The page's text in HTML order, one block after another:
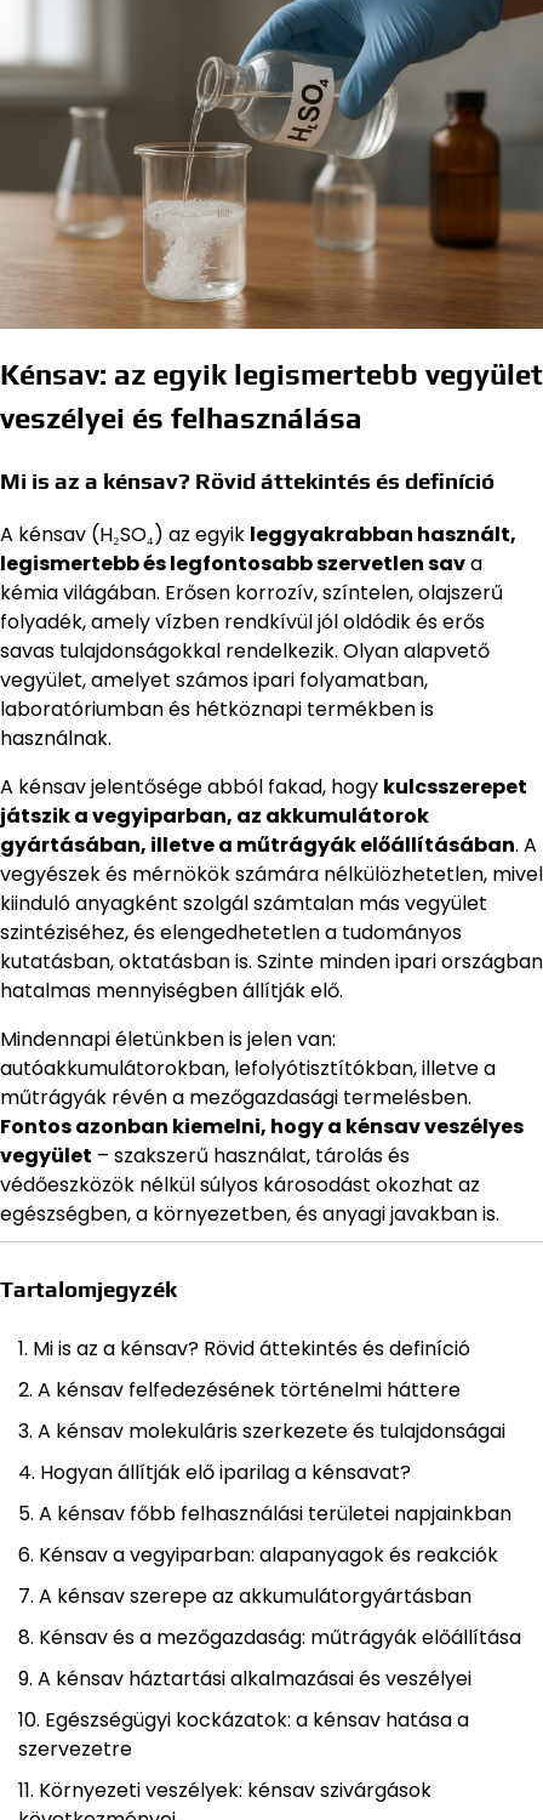
Kénsav: az egyik legismertebb vegyület
veszélyei és felhasználása
Mi is az a kénsav? Rövid áttekintés és definíció
A kénsav (H₂SO₄) az egyik leggyakrabban használt,
legismertebb és legfontosabb szervetlen sava
kémia világában. Erősen korrozív, színtelen, olajszerű
folyadék, amely vízben rendkívül jól oldódik és erős
savas tulajdonságokkal rendelkezik. Olyan alapvető
vegyület, amelyet számos ipari folyamatban,
laboratóriumban és hétköznapi termékben is
használnak.
A kénsav jelentősége abból fakad, hogy kulcsszerepet
játszik a vegyiparban, az akkumulátorok
gyártásában, illetve a műtrágyák előállításában. A
vegyészek és mérnökök számára nélkülözhetetlen, mivel
kiinduló anyagként szolgál számtalan más vegyület
szintéziséhez, és elengedhetetlen a tudományos
kutatásban, oktatásban is. Szinte minden ipari országban
hatalmas mennyiségben állítják elő.
Mindennapi életünkben is jelen van:
autóakkumulátorokban, lefolyótisztítókban, illetve a
műtrágyák révén a mezőgazdasági termelésben.
Fontos azonban kiemelni, hogy a kénsav veszélyes
vegyület – szakszerű használat, tárolás és
védőeszközök nélkül súlyos károsodást okozhat az
egészségben, a környezetben, és anyagi javakban is.
Tartalomjegyzék
Mi is az a kénsav? Rövid áttekintés és definíció
A kénsav felfedezésének történelmi háttere
A kénsav molekuláris szerkezete és tulajdonságai
Hogyan állítják elő iparilag a kénsavat?
A kénsav főbb felhasználási területei napjainkban
Kénsav a vegyiparban: alapanyagok és reakciók
A kénsav szerepe az akkumulátorgyártásban
Kénsav és a mezőgazdaság: műtrágyák előállítása
A kénsav háztartási alkalmazásai és veszélyei
Egészségügyi kockázatok: a kénsav hatása a
szervezetre
Környezeti veszélyek: kénsav szivárgások